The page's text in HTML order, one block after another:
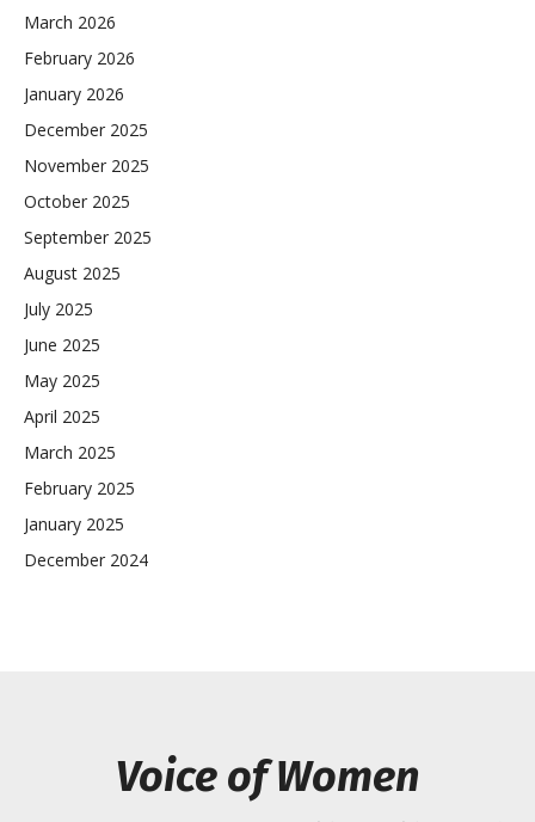
March 2026
February 2026
January 2026
December 2025
November 2025
October 2025
September 2025
August 2025
July 2025
June 2025
May 2025
April 2025
March 2025
February 2025
January 2025
December 2024
Voice of Women